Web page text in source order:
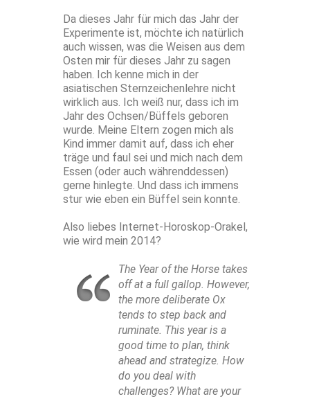
Da dieses Jahr für mich das Jahr der
Experimente ist, möchte ich natürlich
auch wissen, was die Weisen aus dem
Osten mir für dieses Jahr zu sagen
haben. Ich kenne mich in der
asiatischen Sternzeichenlehre nicht
wirklich aus. Ich weiß nur, dass ich im
Jahr des Ochsen/Büffels geboren
wurde. Meine Eltern zogen mich als
Kind immer damit auf, dass ich eher
träge und faul sei und mich nach dem
Essen (oder auch währenddessen)
gerne hinlegte. Und dass ich immens
stur wie eben ein Büffel sein konnte.
Also liebes Internet-Horoskop-Orakel,
wie wird mein 2014?
The Year of the Horse takes
off at a full gallop. However,
the more deliberate Ox
tends to step back and
ruminate. This year is a
good time to plan, think
ahead and strategize. How
do you deal with
challenges? What are your